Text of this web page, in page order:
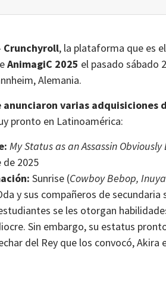
Crunchyroll, la plataforma que es
AnimagiC 2025 el pasado sábado
Alemania.
anunciaron varias adquisiciones
pronto en Latinoamérica:
My Status as an Assassin Obviously
de 2025
Sunrise (Cowboy Bebop,
y sus compañeros de
se les otorgan
Sin embargo, su estatus
del Rey que los convocó,